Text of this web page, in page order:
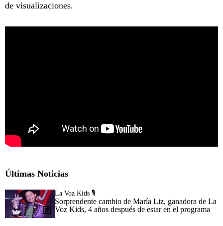
de visualizaciones.
Últimas Noticias
La Voz Kids 🎙️
Sorprendente cambio de María Liz, ganadora de La
Voz Kids, 4 años después de estar en el programa